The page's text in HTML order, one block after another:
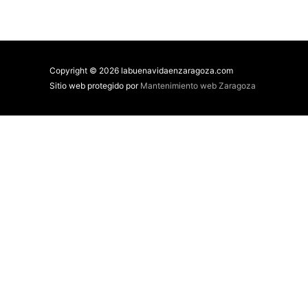
Copyright © 2026 labuenavidaenzaragoza.com
Sitio web protegido por Mantenimiento web Zaragoza